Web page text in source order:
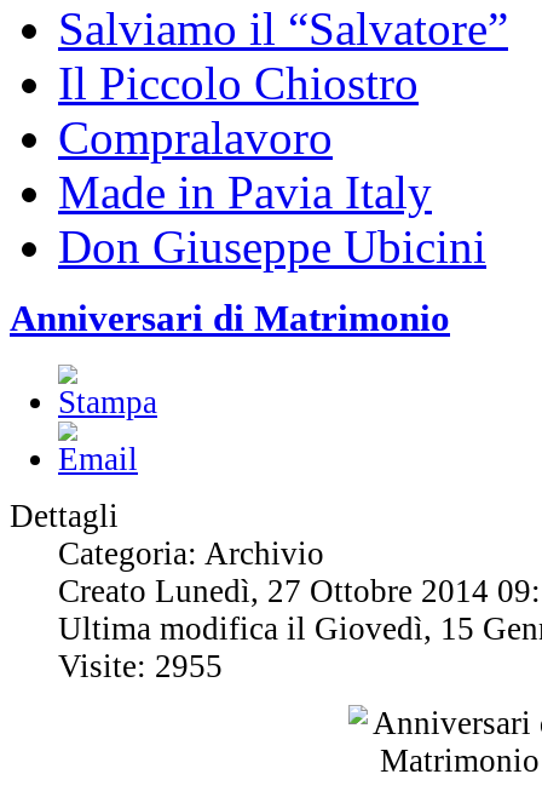
Salviamo il “Salvatore”
Il Piccolo Chiostro
Compralavoro
Made in Pavia Italy
Don Giuseppe Ubicini
Anniversari di Matrimonio
Dettagli
Categoria: Archivio
Creato Lunedì, 27 Ottobre 2014
Ultima modifica il Giovedì, 15
Visite: 2955